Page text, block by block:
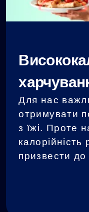
Для нас
отримувати
з їжі. Проте
призвести